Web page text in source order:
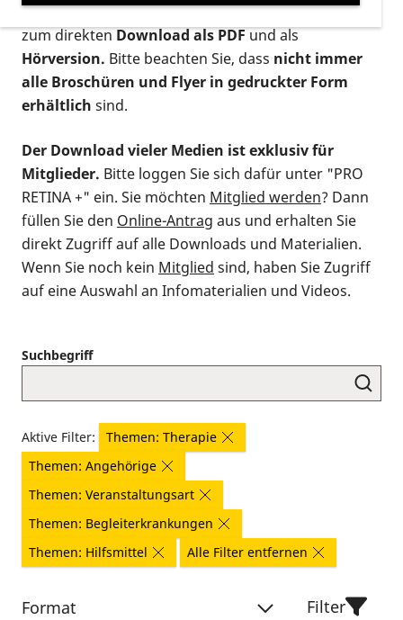
postalischen Bestellung als gedruckte Variante
zum direktenDownload als PDFund als
Hörversion. Bitte beachten Sie, dass nicht immer
alle Broschüren und Flyer in gedruckter Form
erhältlich sind.
Der Download vieler Medien ist exklusiv für
Mitglieder. Bitte loggen Sie sich dafür unter "PRO
RETINA +" ein. Sie möchten Mitglied werden? Dann
füllen Sie den Online-Antrag aus und erhalten Sie
direkt Zugriff auf alle Downloads und Materialien.
Wenn Sie noch kein Mitglied sind, haben Sie Zugriff
auf eine Auswahl an Infomaterialien und Videos.
Suchbegriff
Aktive Filter:
Themen: Therapie
Themen: Angehörige
Themen: Veranstaltungsart
Themen: Begleiterkrankungen
Themen: Hilfsmittel
Alle Filter entfernen
Format Filter